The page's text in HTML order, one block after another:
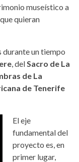
museístico a
quieran
durante un tiempo
, delSacro de La
de La
de Tenerife
El eje
fundamental del
proyecto es, en
primer lugar,